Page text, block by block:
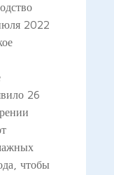
2022
26
чтобы